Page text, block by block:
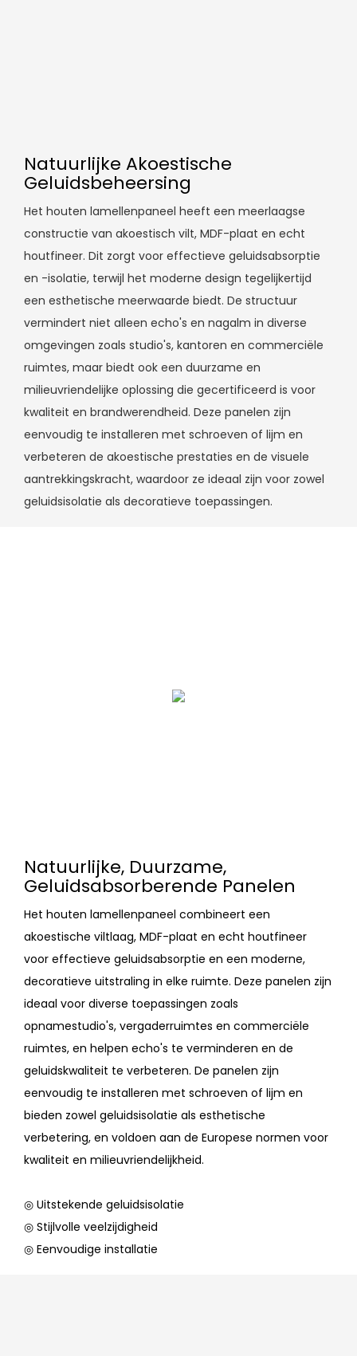
Natuurlijke Akoestische
Geluidsbeheersing
Het houten lamellenpaneel heeft een meerlaagse
constructie van akoestisch vilt, MDF-plaat en echt
houtfineer. Dit zorgt voor effectieve geluidsabsorptie
en -isolatie, terwijl het moderne design tegelijkertijd
een esthetische meerwaarde biedt. De structuur
vermindert niet alleen echo's en nagalm in diverse
omgevingen zoals studio's, kantoren en commerciële
ruimtes, maar biedt ook een duurzame en
milieuvriendelijke oplossing die gecertificeerd is voor
kwaliteit en brandwerendheid. Deze panelen zijn
eenvoudig te installeren met schroeven of lijm en
verbeteren de akoestische prestaties en de visuele
aantrekkingskracht, waardoor ze ideaal zijn voor zowel
geluidsisolatie als decoratieve toepassingen.
Natuurlijke, Duurzame,
Geluidsabsorberende Panelen
Het houten lamellenpaneel combineert een
akoestische viltlaag, MDF-plaat en echt houtfineer
voor effectieve geluidsabsorptie en een moderne,
decoratieve uitstraling in elke ruimte. Deze panelen zijn
ideaal voor diverse toepassingen zoals
opnamestudio's, vergaderruimtes en commerciële
ruimtes, en helpen echo's te verminderen en de
geluidskwaliteit te verbeteren. De panelen zijn
eenvoudig te installeren met schroeven of lijm en
bieden zowel geluidsisolatie als esthetische
verbetering, en voldoen aan de Europese normen voor
kwaliteit en milieuvriendelijkheid.
◎ Uitstekende geluidsisolatie
◎ Stijlvolle veelzijdigheid
◎ Eenvoudige installatie